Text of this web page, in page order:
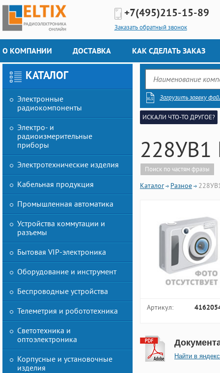
+7(495)215-15-89
Заказать обратный звонок
О КОМПАНИИ ДОСТАВКА КАК СДЕЛАТЬ ЗАКАЗ
КАТАЛОГ
Электронные
радиокомпоненты
Электро- и
радиоизмерительные
приборы
Электротехнические изделия
Кабельная продукция
Промышленная автоматика
Устройства коммутации и
разъемы
Бытовая VIP-электроника
Оборудование и инструмент
Беспроводные устройства
Телеметрия и робототехника
Светотехника и
оптоэлектроника
Корпусные и установочные
изделия
Загрузить заявку
ИСКАЛИ ЧТО-ТО ДРУГОЕ?
228УВ1
Поиск по частям фразы
Каталог Разное
Артикул:
Найти в яндекс